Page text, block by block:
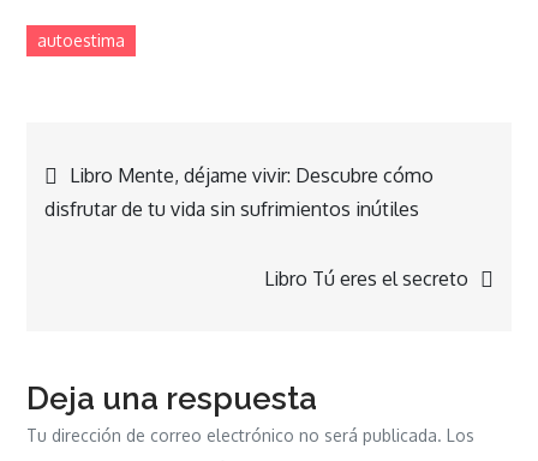
autoestima
Navegación
de
Libro Mente, déjame vivir: Descubre cómo
disfrutar de tu vida sin sufrimientos inútiles
Libro Tú eres el secreto
Deja una respuesta
Tu dirección de correo electrónico no será publicada. Los